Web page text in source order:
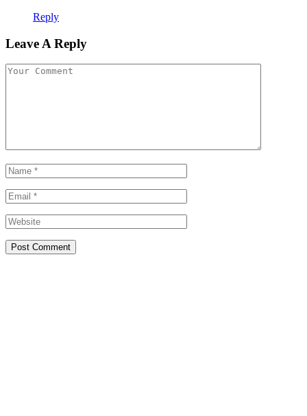
Reply
Leave A Reply